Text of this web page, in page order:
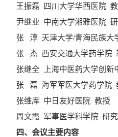
王振磊 四川大学华西医院
尹继业 中南大学湘雅医院
张 淳 天津大学/青海民族大
张 杰 西安交通大学药学院
张继全 上海中医药大学创新
张 磊 海军军医大学药学院
张维库 中日友好医院 教授
周文霞 军事医学科学院 研
四、会议主要内容